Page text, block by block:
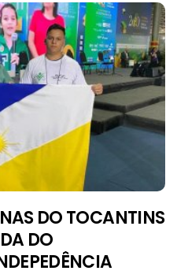
DO TOCANTINS
DO